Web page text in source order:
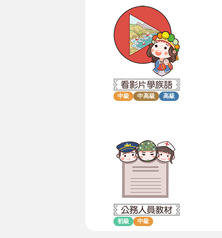
中級 中高級 高級
初級 中級